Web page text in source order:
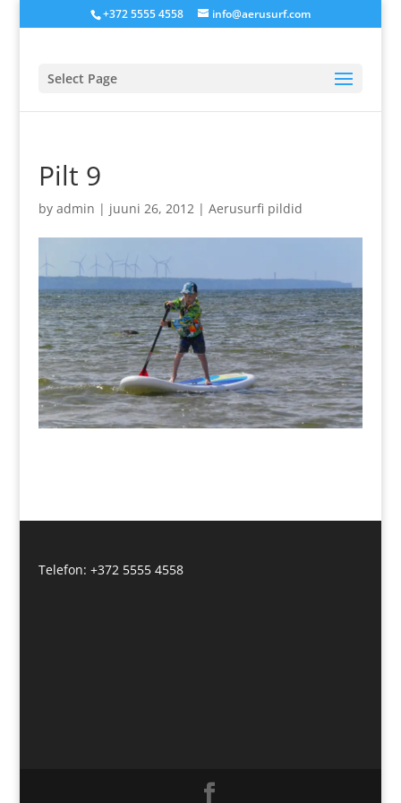
+372 5555 4558 info@aerusurf.com
Select Page
Pilt 9
by admin | juuni 26, 2012| Aerusurfi pildid
Telefon: +372 5555 4558